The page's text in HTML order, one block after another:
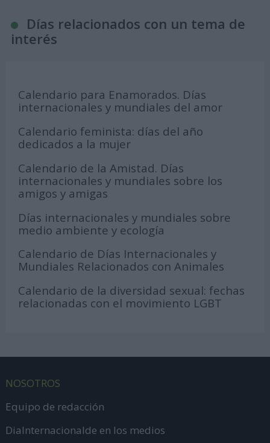
Días relacionados con un tema de
interés
Calendario para Enamorados. Días
internacionales y mundiales del amor
Calendario feminista: días del año
dedicados a la mujer
Calendario de la Amistad. Días
internacionales y mundiales sobre los
amigos y amigas
Días internacionales y mundiales sobre
medio ambiente y ecología
Calendario de Días Internacionales y
Mundiales Relacionados con Animales
Calendario de la diversidad sexual: fechas
relacionadas con el movimiento LGBT
NOSOTROS
Equipo de redacción
DiaInternacionalde en los medios